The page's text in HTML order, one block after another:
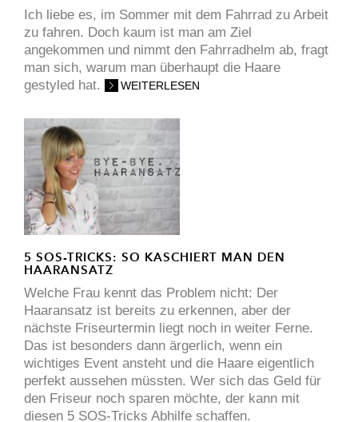
Ich liebe es, im Sommer mit dem Fahrrad zu Arbeit
zu fahren. Doch kaum ist man am Ziel
angekommen und nimmt den Fahrradhelm ab, fragt
man sich, warum man überhaupt die Haare
gestyled hat.
WEITERLESEN
5 SOS-TRICKS: SO KASCHIERT MAN DEN
HAARANSATZ
Welche Frau kennt das Problem nicht: Der
Haaransatz ist bereits zu erkennen, aber der
nächste Friseurtermin liegt noch in weiter Ferne.
Das ist besonders dann ärgerlich, wenn ein
wichtiges Event ansteht und die Haare eigentlich
perfekt aussehen müssten. Wer sich das Geld für
den Friseur noch sparen möchte, der kann mit
diesen 5 SOS-Tricks Abhilfe schaffen.